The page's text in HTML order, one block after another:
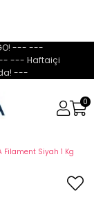
--- ---
--- --- Haftaiçi
---
0
Filament Siyah 1 Kg